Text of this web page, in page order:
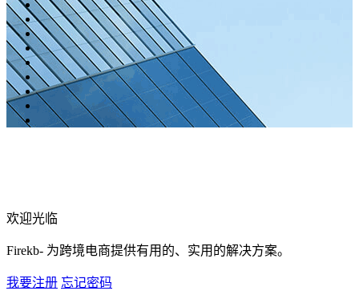
欢迎光临
Firekb- 为跨境电商提供有用的、实用的解决方案。
我要注册 忘记密码